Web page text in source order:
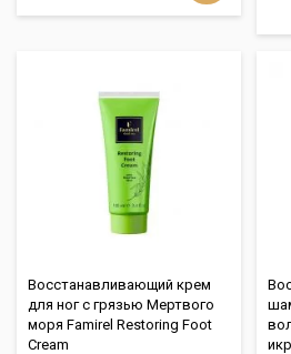
Восстанавливающий крем
для ног с грязью Мертвого
моря Famirel Restoring Foot
Cream